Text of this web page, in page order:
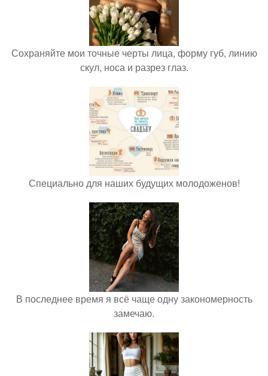
Сохраняйте мои точные черты лица, форму губ, линию
скул, носа и разрез глаз.
Специально для наших будущих молодоженов!
В последнее время я всё чаще одну закономерность
замечаю.